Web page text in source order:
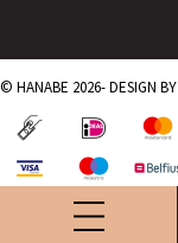
© HANABE 2026- DESIGN BY